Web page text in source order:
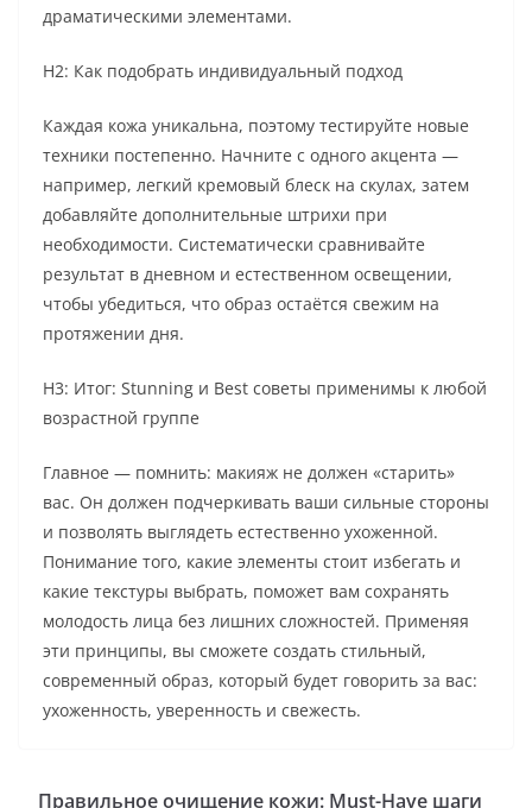
драматическими элементами.
H2: Как подобрать индивидуальный подход
Каждая кожа уникальна, поэтому тестируйте новые
техники постепенно. Начните с одного акцента —
например, легкий кремовый блеск на скулах, затем
добавляйте дополнительные штрихи при
необходимости. Систематически сравнивайте
результат в дневном и естественном освещении,
чтобы убедиться, что образ остаётся свежим на
протяжении дня.
H3: Итог: Stunning и Best советы применимы к любой
возрастной группе
Главное — помнить: макияж не должен «старить»
вас. Он должен подчеркивать ваши сильные стороны
и позволять выглядеть естественно ухоженной.
Понимание того, какие элементы стоит избегать и
какие текстуры выбрать, поможет вам сохранять
молодость лица без лишних сложностей. Применяя
эти принципы, вы сможете создать стильный,
современный образ, который будет говорить за вас:
ухоженность, уверенность и свежесть.
Правильное очищение кожи: Must-Have шаги